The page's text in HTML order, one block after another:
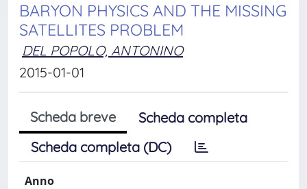
BARYON PHYSICS AND THE MISSING
SATELLITES PROBLEM
DEL POPOLO, ANTONINO
2015-01-01
Scheda breve
Scheda completa
Scheda completa (DC)
Anno